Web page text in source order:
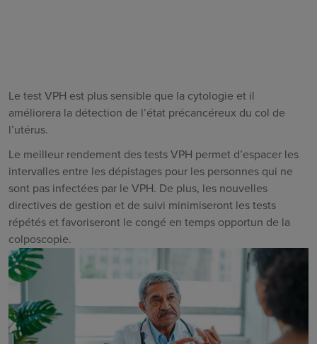
Le test VPH est plus sensible que la cytologie et il
améliorera la détection de l’état précancéreux du col de
l’utérus.
Le meilleur rendement des tests VPH permet d’espacer les
intervalles entre les dépistages pour les personnes qui ne
sont pas infectées par le VPH. De plus, les nouvelles
directives de gestion et de suivi minimiseront les tests
répétés et favoriseront le congé en temps opportun de la
colposcopie.